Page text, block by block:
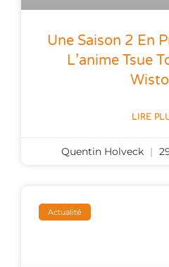
Une Saison 2 En
L’anime Tsue
LIRE
Quentin Holveck
Actualité